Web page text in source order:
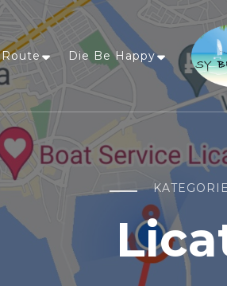
Route Die Be Happy
ein
KATEGORIE